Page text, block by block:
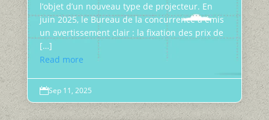
l’objet d’un nouveau type de projecteur. En
juin 2025, le Bureau de la concurrence a émis
un avertissement clair : la fixation des prix de
[…]
Read more
Sep 11, 2025